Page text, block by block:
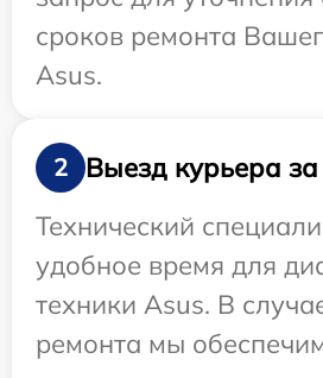
сроков ремонта
Asus.
2
Выезд курьера
Технический
удобное время для
техники Asus. В
ремонта мы